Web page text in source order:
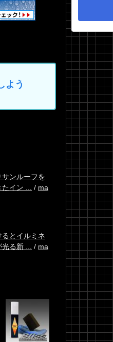
よう
サンルーフを
イン ...
/ ma
るとイルミネ
る新 ...
/ ma